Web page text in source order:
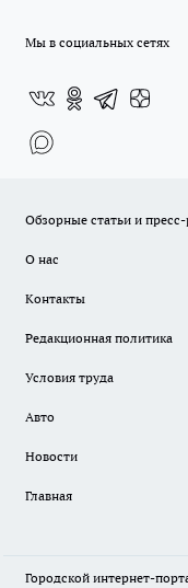
Мы в социальных сетях
Обзорные статьи и
О нас
Контакты
Редакционная политика
Условия труда
Авто
Новости
Главная
Городской интернет-